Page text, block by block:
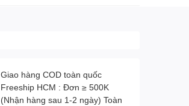
Giao hàng COD toàn quốc
Freeship HCM : Đơn ≥ 500K
(Nhận hàng sau 1-2 ngày) Toàn